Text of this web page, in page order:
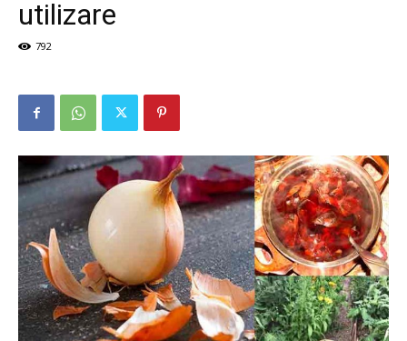
utilizare
792